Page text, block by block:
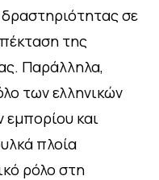
σε
της
Παράλληλα,
των ελληνικών
και
πλοία
ρόλο στη